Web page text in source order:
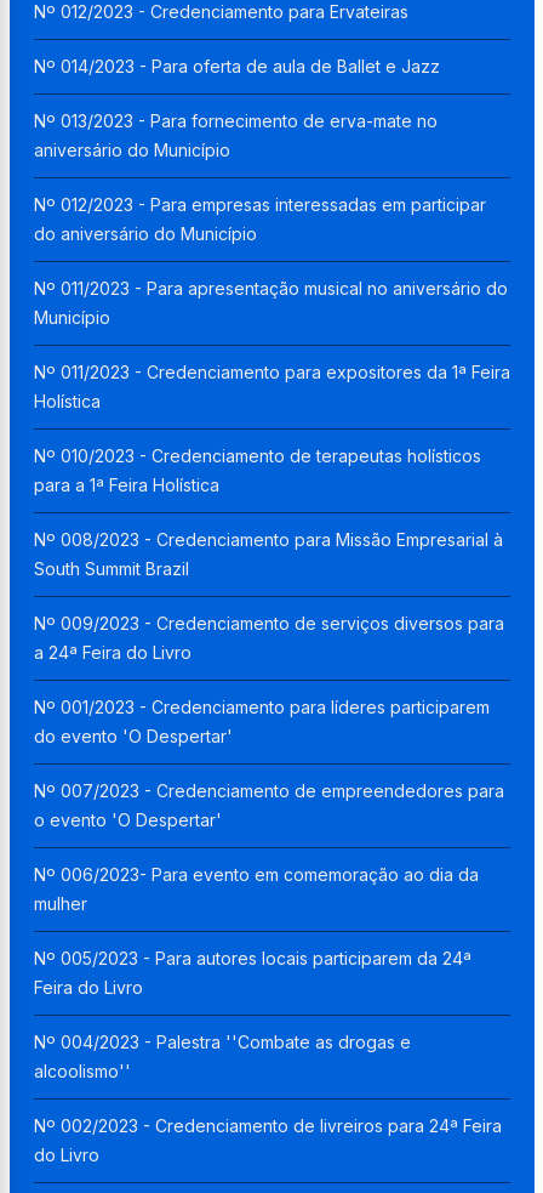
Nº 012/2023 - Credenciamento para Ervateiras
Nº 014/2023 - Para oferta de aula de Ballet e Jazz
Nº 013/2023 - Para fornecimento de erva-mate no
aniversário do Município
Nº 012/2023 - Para empresas interessadas em participar
do aniversário do Município
Nº 011/2023 - Para apresentação musical no aniversário do
Município
Nº 011/2023 - Credenciamento para expositores da 1ª Feira
Holística
Nº 010/2023 - Credenciamento de terapeutas holísticos
para a 1ª Feira Holística
Nº 008/2023 - Credenciamento para Missão Empresarial à
South Summit Brazil
Nº 009/2023 - Credenciamento de serviços diversos para
a 24ª Feira do Livro
Nº 001/2023 - Credenciamento para líderes participarem
do evento 'O Despertar'
Nº 007/2023 - Credenciamento de empreendedores para
o evento 'O Despertar'
Nº 006/2023- Para evento em comemoração ao dia da
mulher
Nº 005/2023 - Para autores locais participarem da 24ª
Feira do Livro
Nº 004/2023 - Palestra ''Combate as drogas e
alcoolismo''
Nº 002/2023 - Credenciamento de livreiros para 24ª Feira
do Livro